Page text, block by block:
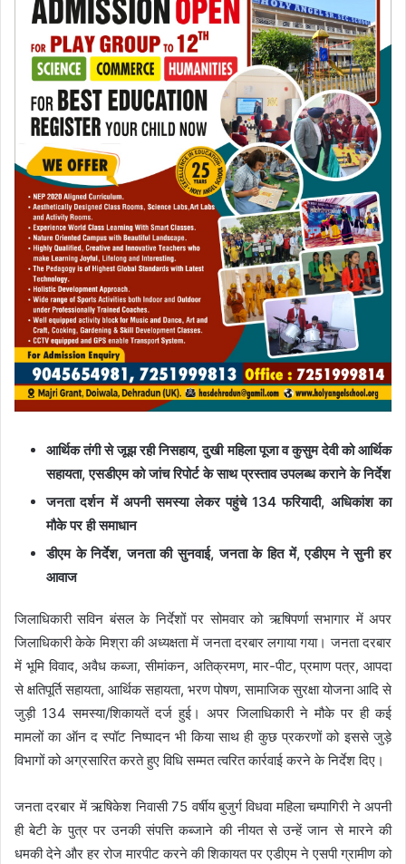
आर्थिक तंगी से जूझ रही निसहाय, दुखी महिला पूजा व कुसुम देवी को आर्थिक
सहायता, एसडीएम को जांच रिपोर्ट के साथ प्रस्ताव उपलब्ध कराने के निर्देश
जनता दर्शन में अपनी समस्या लेकर पहुंचे 134 फरियादी, अधिकांश का
मौके पर ही समाधान
डीएम के निर्देश, जनता की सुनवाई, जनता के हित में, एडीएम ने सुनी हर
आवाज
जिलाधिकारी सविन बंसल के निर्देशों पर सोमवार को ऋषिपर्णा सभागार में अपर
जिलाधिकारी केके मिश्रा की अध्यक्षता में जनता दरबार लगाया गया। जनता दरबार
में भूमि विवाद, अवैध कब्जा, सीमांकन, अतिक्रमण, मार-पीट, प्रमाण पत्र, आपदा
से क्षतिपूर्ति सहायता, आर्थिक सहायता, भरण पोषण, सामाजिक सुरक्षा योजना आदि से
जुड़ी 134 समस्या/शिकायतें दर्ज हुई। अपर जिलाधिकारी ने मौके पर ही कई
मामलों का ऑन द स्पॉट निष्पादन भी किया साथ ही कुछ प्रकरणों को इससे जुड़े
विभागों को अग्रसारित करते हुए विधि सम्मत त्वरित कार्रवाई करने के निर्देश दिए।
जनता दरबार में ऋषिकेश निवासी 75 वर्षीय बुजुर्ग विधवा महिला चम्पागिरी ने अपनी
ही बेटी के पुत्र पर उनकी संपत्ति कब्जाने की नीयत से उन्हें जान से मारने की
धमकी देने और हर रोज मारपीट करने की शिकायत पर एडीएम ने एसपी ग्रामीण को